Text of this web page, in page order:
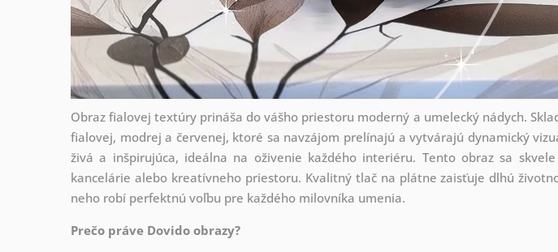
Obraz fialovej textúry prináša do vášho priestoru moderný a umelecký nádych.
fialovej, modrej a červenej, ktoré sa navzájom prelínajú a vytvárajú dynamický
živá a inšpirujúca, ideálna na oživenie každého interiéru. Tento obraz sa
kancelárie alebo kreatívneho priestoru. Kvalitný tlač na plátne zaisťuje dlhú
neho robí perfektnú voľbu pre každého milovníka umenia.
Prečo práve Dovido obrazy?